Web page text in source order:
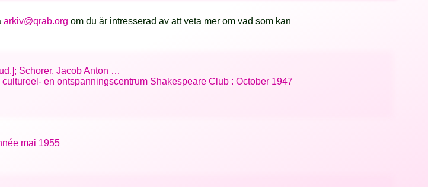
arkiv@qrab.org om du är intresserad av att veta mer om vad som kan
Schorer, Jacob Anton …
en ontspanningscentrum Shakespeare Club : October 1947
mai 1955